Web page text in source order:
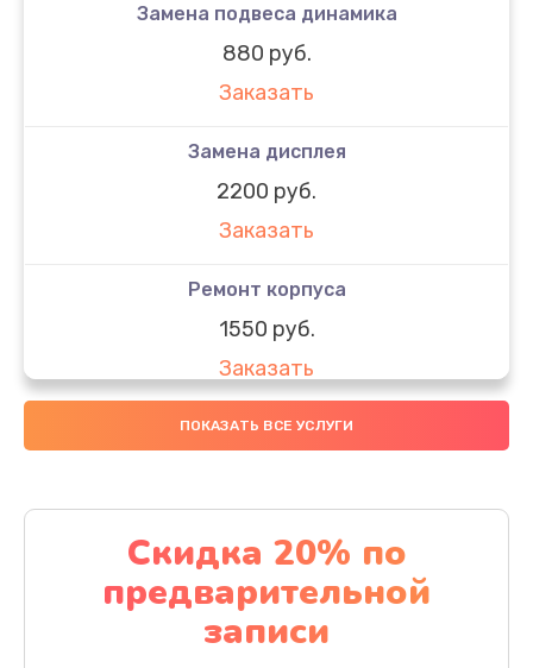
Замена подвеса динамика
880 руб.
Заказать
Замена дисплея
2200 руб.
Заказать
Ремонт корпуса
1550 руб.
Заказать
Настройка
Заказать
Ремонт кнопки
1200 руб.
Заказать
ПОКАЗАТЬ ВСЕ УСЛУГИ
Скидка 20% по
предварительной
записи